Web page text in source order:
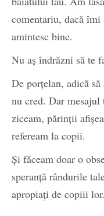
comentariu, dacă
amintesc bine.
Nu aș îndrăzni să te
De porțelan, adică să
nu cred. Dar
ziceam, părinții
refeream la copii.
Și făceam doar o
speranță rândurile
apropiați de copiii lor.